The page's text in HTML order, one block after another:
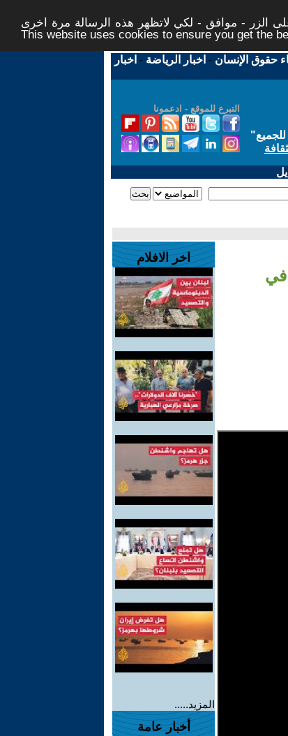
الزر - موافق - لكي لاتظهر هذه الرسالة مرة اخرى -
This website uses cookies to ensure you get the
حقوق الإنسان - اخبار الرياضة - اخبار
التبرع للموقع - ادعمونا
"
في
اخر الافلام
المزيد.....
أخبار عامة